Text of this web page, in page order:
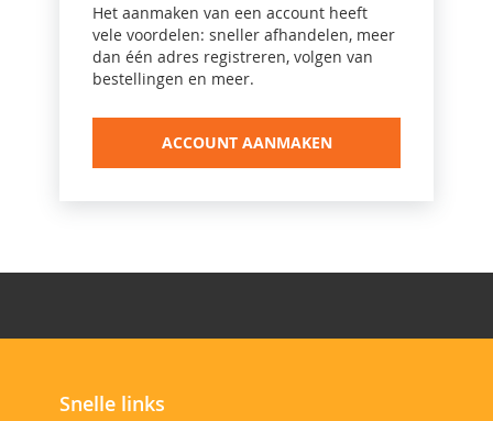
Het aanmaken van een account heeft
vele voordelen: sneller afhandelen, meer
dan één adres registreren, volgen van
bestellingen en meer.
ACCOUNT AANMAKEN
Snelle links